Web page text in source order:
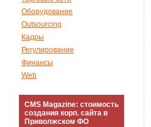
Оборудование
Outsourcing
Кадры
Регулирование
Финансы
Web
CMS Magazine: стоимость
создания корп. сайта в
Приволжском ФО